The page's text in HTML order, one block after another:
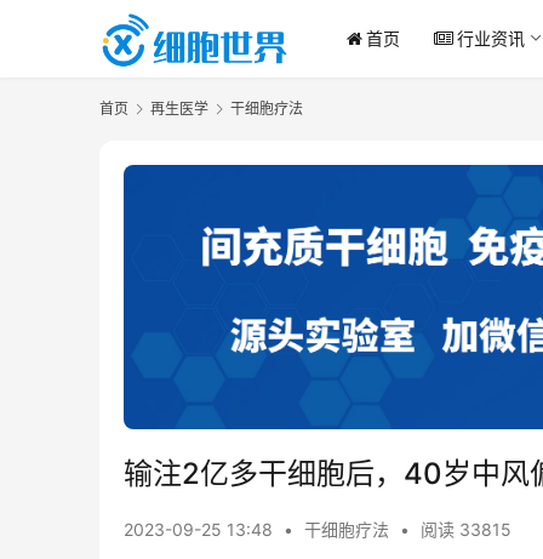
首页 行业资讯
首页 再生医学 干细胞疗法
输注2亿多干细胞后，40岁中风
2023-09-25 13:48 • 干细胞疗法 • 阅读 33815